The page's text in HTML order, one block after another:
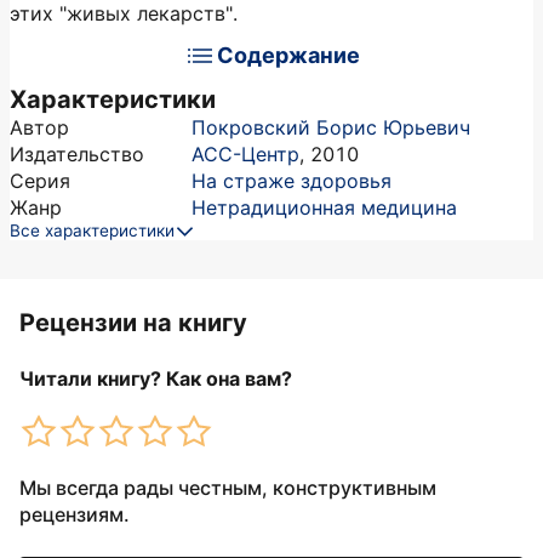
этих "живых лекарств".
Содержание
Характеристики
Автор
Покровский Борис Юрьевич
Издательство
АСС-Центр, 2010
Серия
На страже здоровья
Жанр
Нетрадиционная медицина
Все характеристики
Рецензии на книгу
Читали книгу? Как она вам?
Мы всегда рады честным, конструктивным
рецензиям.